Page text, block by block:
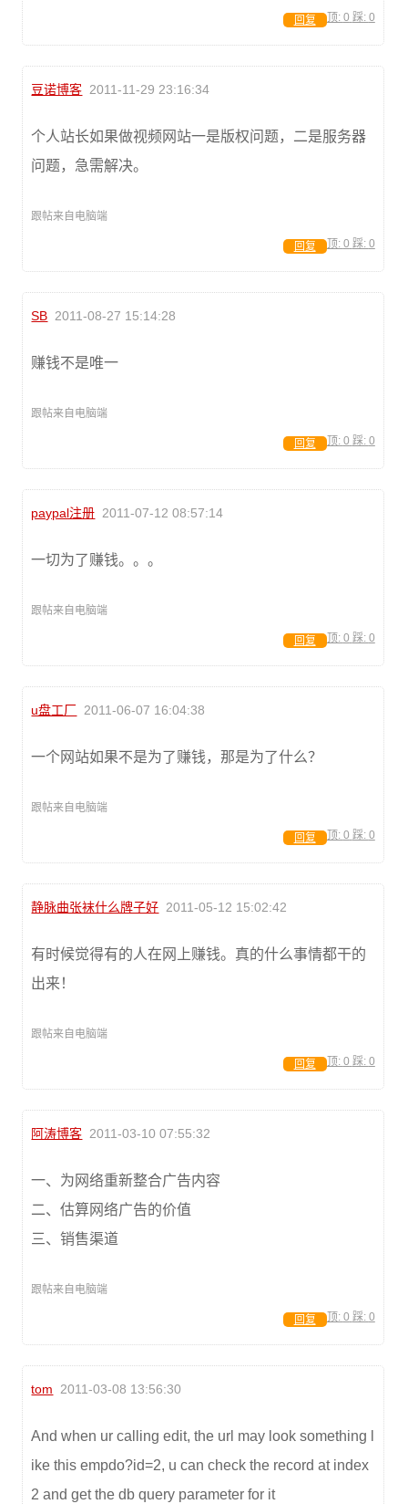
顶: 0 踩: 0
回复
豆诺博客 2011-11-29 23:16:34
个人站长如果做视频网站一是版权问题，二是服务器
问题，急需解决。
跟帖来自电脑端
顶: 0 踩: 0
回复
SB 2011-08-27 15:14:28
赚钱不是唯一
跟帖来自电脑端
顶: 0 踩: 0
回复
paypal注册 2011-07-12 08:57:14
一切为了赚钱。。。
跟帖来自电脑端
顶: 0 踩: 0
回复
u盘工厂 2011-06-07 16:04:38
一个网站如果不是为了赚钱，那是为了什么？
跟帖来自电脑端
顶: 0 踩: 0
回复
静脉曲张袜什么牌子好 2011-05-12 15:02:42
有时候觉得有的人在网上赚钱。真的什么事情都干的
出来！
跟帖来自电脑端
顶: 0 踩: 0
回复
阿涛博客 2011-03-10 07:55:32
一、为网络重新整合广告内容
二、估算网络广告的价值
三、销售渠道
跟帖来自电脑端
顶: 0 踩: 0
回复
tom 2011-03-08 13:56:30
And when ur calling edit, the url may look something l
ike this empdo?id=2, u can check the record at index
2 and get the db query parameter for it